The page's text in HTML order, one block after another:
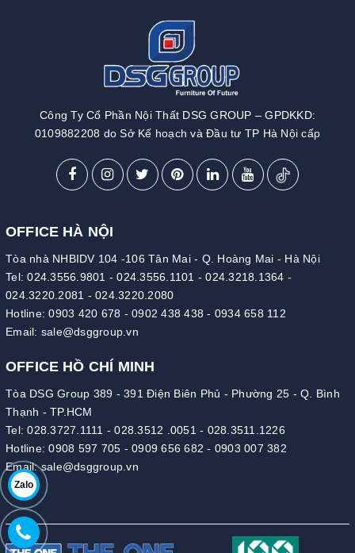
Zalo
Công Ty Cổ Phần Nội Thất DSG GROUP – GPDKKD:
0109882208 do Sở Kế hoạch và Đầu tư TP Hà Nội cấp
OFFICE HÀ NỘI
Tòa nhà NHBIDV 104 -106 Tân Mai - Q. Hoàng Mai - Hà Nội
Tel:024.3556.9801 -024.3556.1101 -024.3218.1364 -
024.3220.2081 - 024.3220.2080
Hotline:0903 420 678 - 0902 438 438 - 0934 658 112
Email: sale@dsggroup.vn
OFFICE HỒ CHÍ MINH
Tòa DSG Group 389 - 391 Điện Biên Phủ - Phường 25 - Q. Bình
Thạnh - TP.HCM
Tel:028.3727.1111 -028.3512 .0051 - 028.3511.1226
Hotline:0908 597 705 - 0909 656 682 - 0903 007 382
Email:sale@dsggroup.vn